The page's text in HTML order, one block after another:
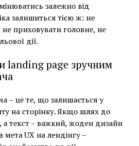
залежно від
залишиться тією ж: не
приховувати головне, не
дії.
landing page зручним
– це те, що залишається у
на сторінку. Якщо шлях до
текст – важкий, жоден дизайн
мета UX на лендінгу –